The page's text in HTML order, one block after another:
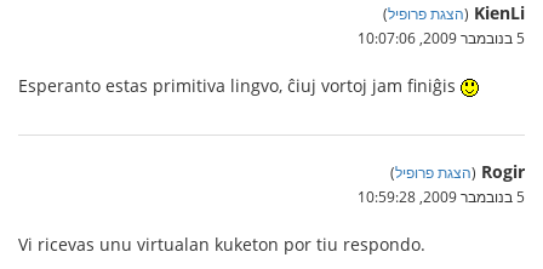
KienLi
(הצגת פרופיל)
5 בנובמבר 2009, 10:07:06
Esperanto estas primitiva lingvo, ĉiuj vortoj jam finiĝis
Rogir
(הצגת פרופיל)
5 בנובמבר 2009, 10:59:28
Vi ricevas unu virtualan kuketon por tiu respondo.